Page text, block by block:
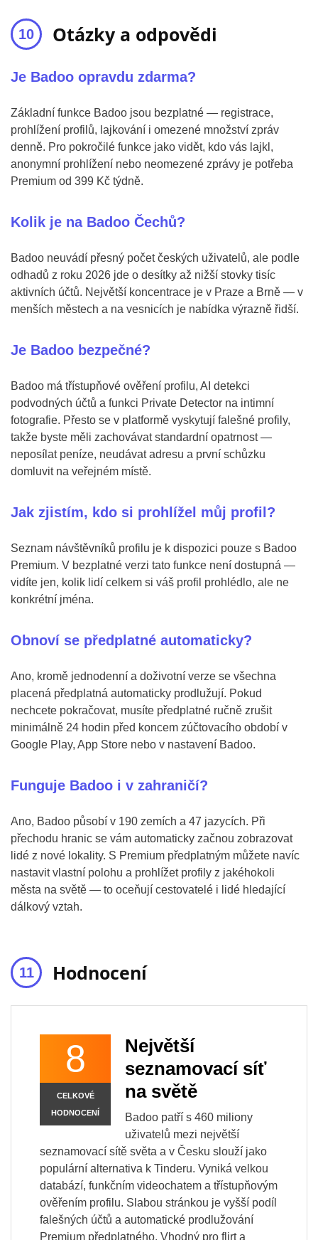
Otázky a odpovědi
Je Badoo opravdu zdarma?
Základní funkce Badoo jsou bezplatné — registrace,
prohlížení profilů, lajkování i omezené množství zpráv
denně. Pro pokročilé funkce jako vidět, kdo vás lajkl,
anonymní prohlížení nebo neomezené zprávy je potřeba
Premium od 399 Kč týdně.
Kolik je na Badoo Čechů?
Badoo neuvádí přesný počet českých uživatelů, ale podle
odhadů z roku 2026 jde o desítky až nižší stovky tisíc
aktivních účtů. Největší koncentrace je v Praze a Brně — v
menších městech a na vesnicích je nabídka výrazně řidší.
Je Badoo bezpečné?
Badoo má třístupňové ověření profilu, AI detekci
podvodných účtů a funkci Private Detector na intimní
fotografie. Přesto se v platformě vyskytují falešné profily,
takže byste měli zachovávat standardní opatrnost —
neposílat peníze, neudávat adresu a první schůzku
domluvit na veřejném místě.
Jak zjistím, kdo si prohlížel můj profil?
Seznam návštěvníků profilu je k dispozici pouze s Badoo
Premium. V bezplatné verzi tato funkce není dostupná —
vidíte jen, kolik lidí celkem si váš profil prohlédlo, ale ne
konkrétní jména.
Obnoví se předplatné automaticky?
Ano, kromě jednodenní a doživotní verze se všechna
placená předplatná automaticky prodlužují. Pokud
nechcete pokračovat, musíte předplatné ručně zrušit
minimálně 24 hodin před koncem zúčtovacího období v
Google Play, App Store nebo v nastavení Badoo.
Funguje Badoo i v zahraničí?
Ano, Badoo působí v 190 zemích a 47 jazycích. Při
přechodu hranic se vám automaticky začnou zobrazovat
lidé z nové lokality. S Premium předplatným můžete navíc
nastavit vlastní polohu a prohlížet profily z jakéhokoli
města na světě — to oceňují cestovatelé i lidé hledající
dálkový vztah.
Hodnocení
8
CELKOVÉ
HODNOCENÍ
Největší
seznamovací síť
na světě
Badoo patří s 460 miliony
uživatelů mezi největší
seznamovací sítě světa a v Česku slouží jako
populární alternativa k Tinderu. Vyniká velkou
databází, funkčním videochatem a třístupňovým
ověřením profilu. Slabou stránkou je vyšší podíl
falešných účtů a automatické prodlužování
Premium předplatného. Vhodný pro flirt a